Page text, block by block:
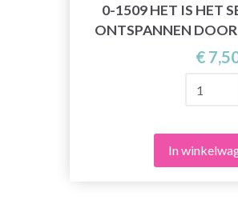
0-1509 HET IS HET
ONTSPANNEN
€
In